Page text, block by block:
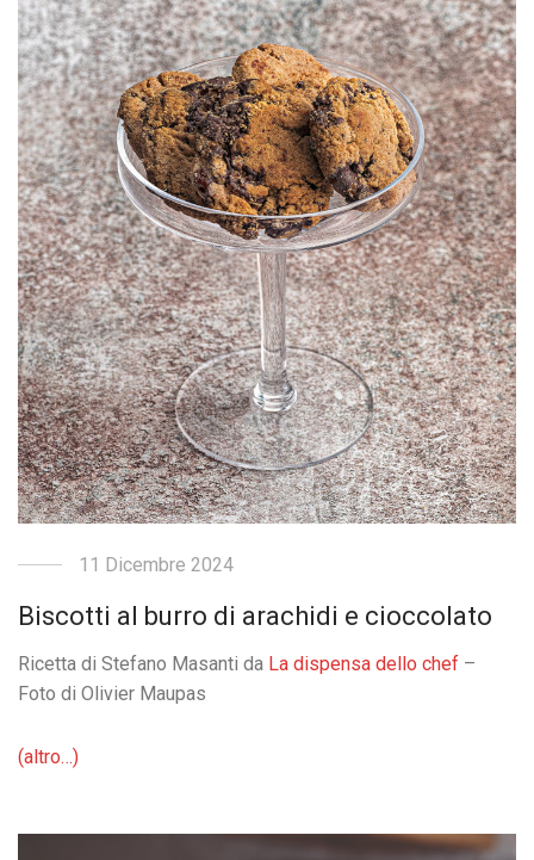
11 Dicembre 2024
Biscotti al burro di arachidi e cioccolato
Ricetta di Stefano Masanti da La dispensa dello chef –
Foto di Olivier Maupas
(altro…)